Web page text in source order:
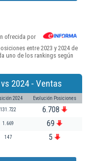
ofrecida por
entre 2023 y 2024 de
uno de los rankings según
2024 - Ventas
2024 Evolución Posiciones
131.722 6.708
1.669 69
147 5